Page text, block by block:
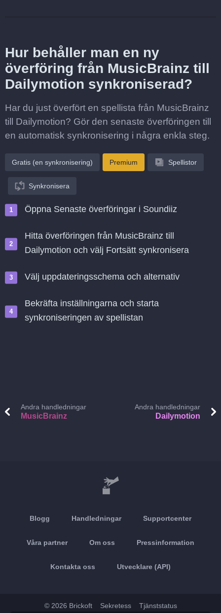
Hur behåller man en ny
överföring från MusicBrainz till
Dailymotion synkroniserad?
Har du just överfört en spellista från MusicBrainz
till Dailymotion? Gör den senaste överföringen till
en automatisk synkronisering i några enkla steg.
Gratis (en synkronisering) Premium Spellistor
Synkronisera
Öppna Senaste överföringar i Soundiiz
Hitta överföringen från MusicBrainz till
Dailymotion och välj Fortsätt synkronisera
Välj uppdateringsschema och alternativ
Bekräfta inställningarna och starta
synkroniseringen av spellistan
Andra handledningar
MusicBrainz
Andra handledningar
Dailymotion
Blogg Handledningar Supportcenter
Våra partner Om oss Pressinformation
Kontakta oss Utvecklare (API)
© 2026 Brickoft Sekretess Tjänststatus